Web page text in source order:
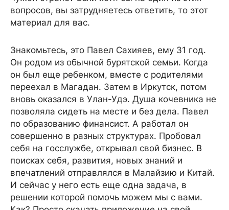
вопросов, вы затрудняетесь ответить, то этот
материал для вас.
Знакомьтесь, это Павел Сахияев, ему 31 год.
Он родом из обычной бурятской семьи. Когда
он был еще ребенком, вместе с родителями
переехал в Магадан. Затем в Иркутск, потом
вновь оказался в Улан-Удэ. Душа кочевника не
позволяла сидеть на месте и без дела. Павел
по образованию финансист. А работал он
совершенно в разных структурах. Пробовал
себя на госслужбе, открывал свой бизнес. В
поисках себя, развития, новых знаний и
впечатлений отправлялся в Малайзию и Китай.
И сейчас у него есть еще одна задача, в
решении которой помочь можем мы с вами.